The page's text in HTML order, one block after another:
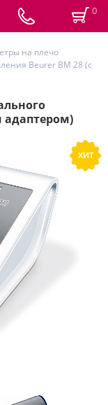
0
на плечо
Beurer BM 28 (с
адаптером)
ХИТ